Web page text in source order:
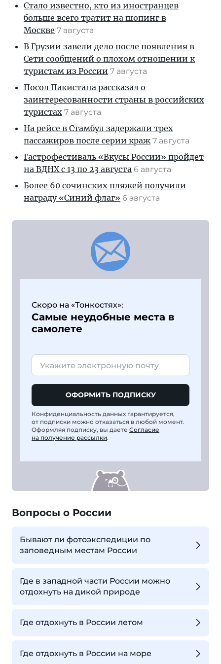
Стало известно, кто из иностранцев
больше всего тратит на шопинг в
Москве 7 августа
В Грузии завели дело после появления в
Сети сообщений о плохом отношении к
туристам из России 7 августа
Посол Пакистана рассказал о
заинтересованности страны в российских
туристах 7 августа
На рейсе в Стамбул задержали трех
пассажиров после серии краж 7 августа
Гастрофестиваль «Вкусы России» пройдет
на ВДНХ с 13 по 23 августа 6 августа
Более 60 сочинских пляжей получили
награду «Синий флаг» 6 августа
Скоро на «Тонкостях»:
Самые неудобные места в
самолете
ОФОРМИТЬ ПОДПИСКУ
Конфиденциальность данных гарантируется,
от подписки можно отказаться в любой момент.
Оформляя подписку, вы даете Согласие
на получение рассылки.
Вопросы о России
Бывают ли фотоэкспедиции по
заповедным местам России
Где в западной части России можно
отдохнуть на дикой природе
Где отдохнуть в России летом
Где отдохнуть в России на море